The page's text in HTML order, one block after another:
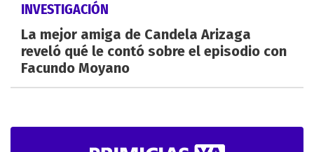
INVESTIGACIÓN
La mejor amiga de Candela Arizaga
reveló qué le contó sobre el episodio con
Facundo Moyano